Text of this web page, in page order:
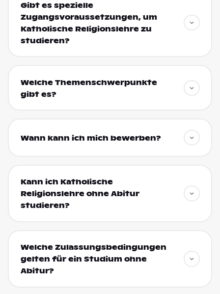
Gibt es spezielle
Zugangsvoraussetzungen, um
Katholische Religionslehre zu
studieren?
Welche Themenschwerpunkte
gibt es?
Wann kann ich mich bewerben?
Kann ich Katholische
Religionslehre ohne Abitur
studieren?
Welche Zulassungsbedingungen
gelten für ein Studium ohne
Abitur?